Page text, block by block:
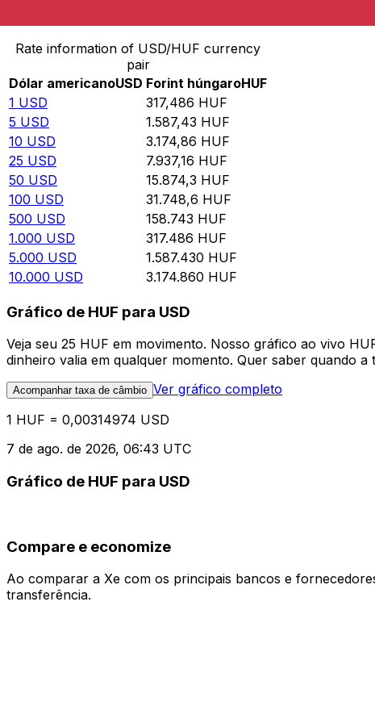
Rate information of USD/HUF currency
pair
Dólar americanoUSD Forint húngaroHUF
1 USD 317,486 HUF
5 USD 1.587,43 HUF
10 USD 3.174,86 HUF
25 USD 7.937,16 HUF
50 USD 15.874,3 HUF
100 USD 31.748,6 HUF
500 USD 158.743 HUF
1.000 USD 317.486 HUF
5.000 USD 1.587.430 HUF
10.000 USD 3.174.860 HUF
Gráfico de HUF para USD
Veja seu 25 HUF em movimento. Nosso gráfico ao vivo
dinheiro valia em qualquer momento. Quer saber quando
Acompanhar taxa de câmbio Ver gráfico completo
1 HUF = 0,00314974 USD
7 de ago. de 2026, 06:43 UTC
Gráfico de HUF para USD
Compare e economize
Ao comparar a Xe com os principais bancos e
transferência.